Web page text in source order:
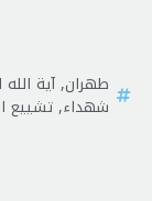
طهران,آية
شهداء,تشييع